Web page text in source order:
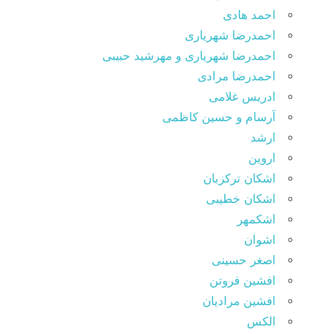
احمد هادی
احمدرضا شهریاری
احمدرضا شهریاری و مهرشید حبیبی
احمدرضا مرادی
ادریس غلامی
اَرسام و حسین کاظمی
ارشد
اروین
اشکان ترکزبان
اشکان خطیبی
اشکمهر
اشوان
اصغر حسینی
افشین فروتن
افشین مرادیان
الکس